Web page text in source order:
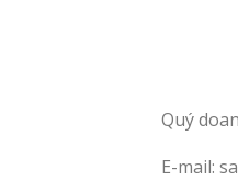
Quý
E-mail: